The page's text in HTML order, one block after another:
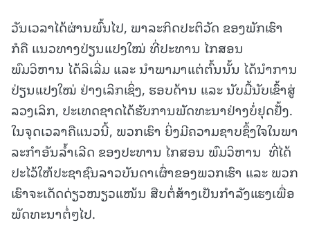
ວັນເວລາໄດ້ຜ່ານພົ້ນໄປ, ພາລະກິດປະຕິວັດ ຂອງພັກເຮົາ
ກໍຄື ແນວທາງປ່ຽນແປງໃໝ່ ທີ່ປະທານ ໄກສອນ
ພົມວິຫານ ໄດ້ລິເລີ່ມ ແລະ ນໍາພາມາແຕ່ຕົ້ນນັ້ນ ໄດ້ນໍາການ
ປ່ຽນແປງໃໝ່ ຢ່າງເລິກເຊິ່ງ, ຮອບດ້ານ ແລະ ນັບມື້ນັບເຂົ້າສູ່
ລວງເລິກ, ປະເທດຊາດໄດ້ຮັບການພັດທະນາຢ່າງບໍ່ຢຸດຢັ້ງ.
ໃນຈຸດເວລາຄືແນວນີ້, ພວກເຮົາ ຍິ່ງມີຄວາມຊາບຊຶ້ງໃຈໃນພາ
ລະກໍາອັນລໍ້າເລີດ ຂອງປະທານ ໄກສອນ ພົມວິຫານ ທີ່ໄດ້
ປະໄວ້ໃຫ້ປະຊາຊົນລາວບັນດາເຜົ່າຂອງພວກເຮົາ ແລະ ພວກ
ເຮົາຈະເດັດດ່ຽວໜຽວແໜ້ນ ສືບຕໍ່ສ້າງເປັນກຳລັງແຮງເພື່ອ
ພັດທະນາຕໍ່ໆໄປ.